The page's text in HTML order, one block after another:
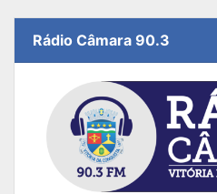
Rádio Câmara 90.3